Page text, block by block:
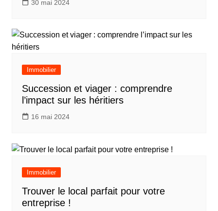
30 mai 2024
Immobilier
Succession et viager : comprendre
l’impact sur les héritiers
16 mai 2024
Immobilier
Trouver le local parfait pour votre
entreprise !